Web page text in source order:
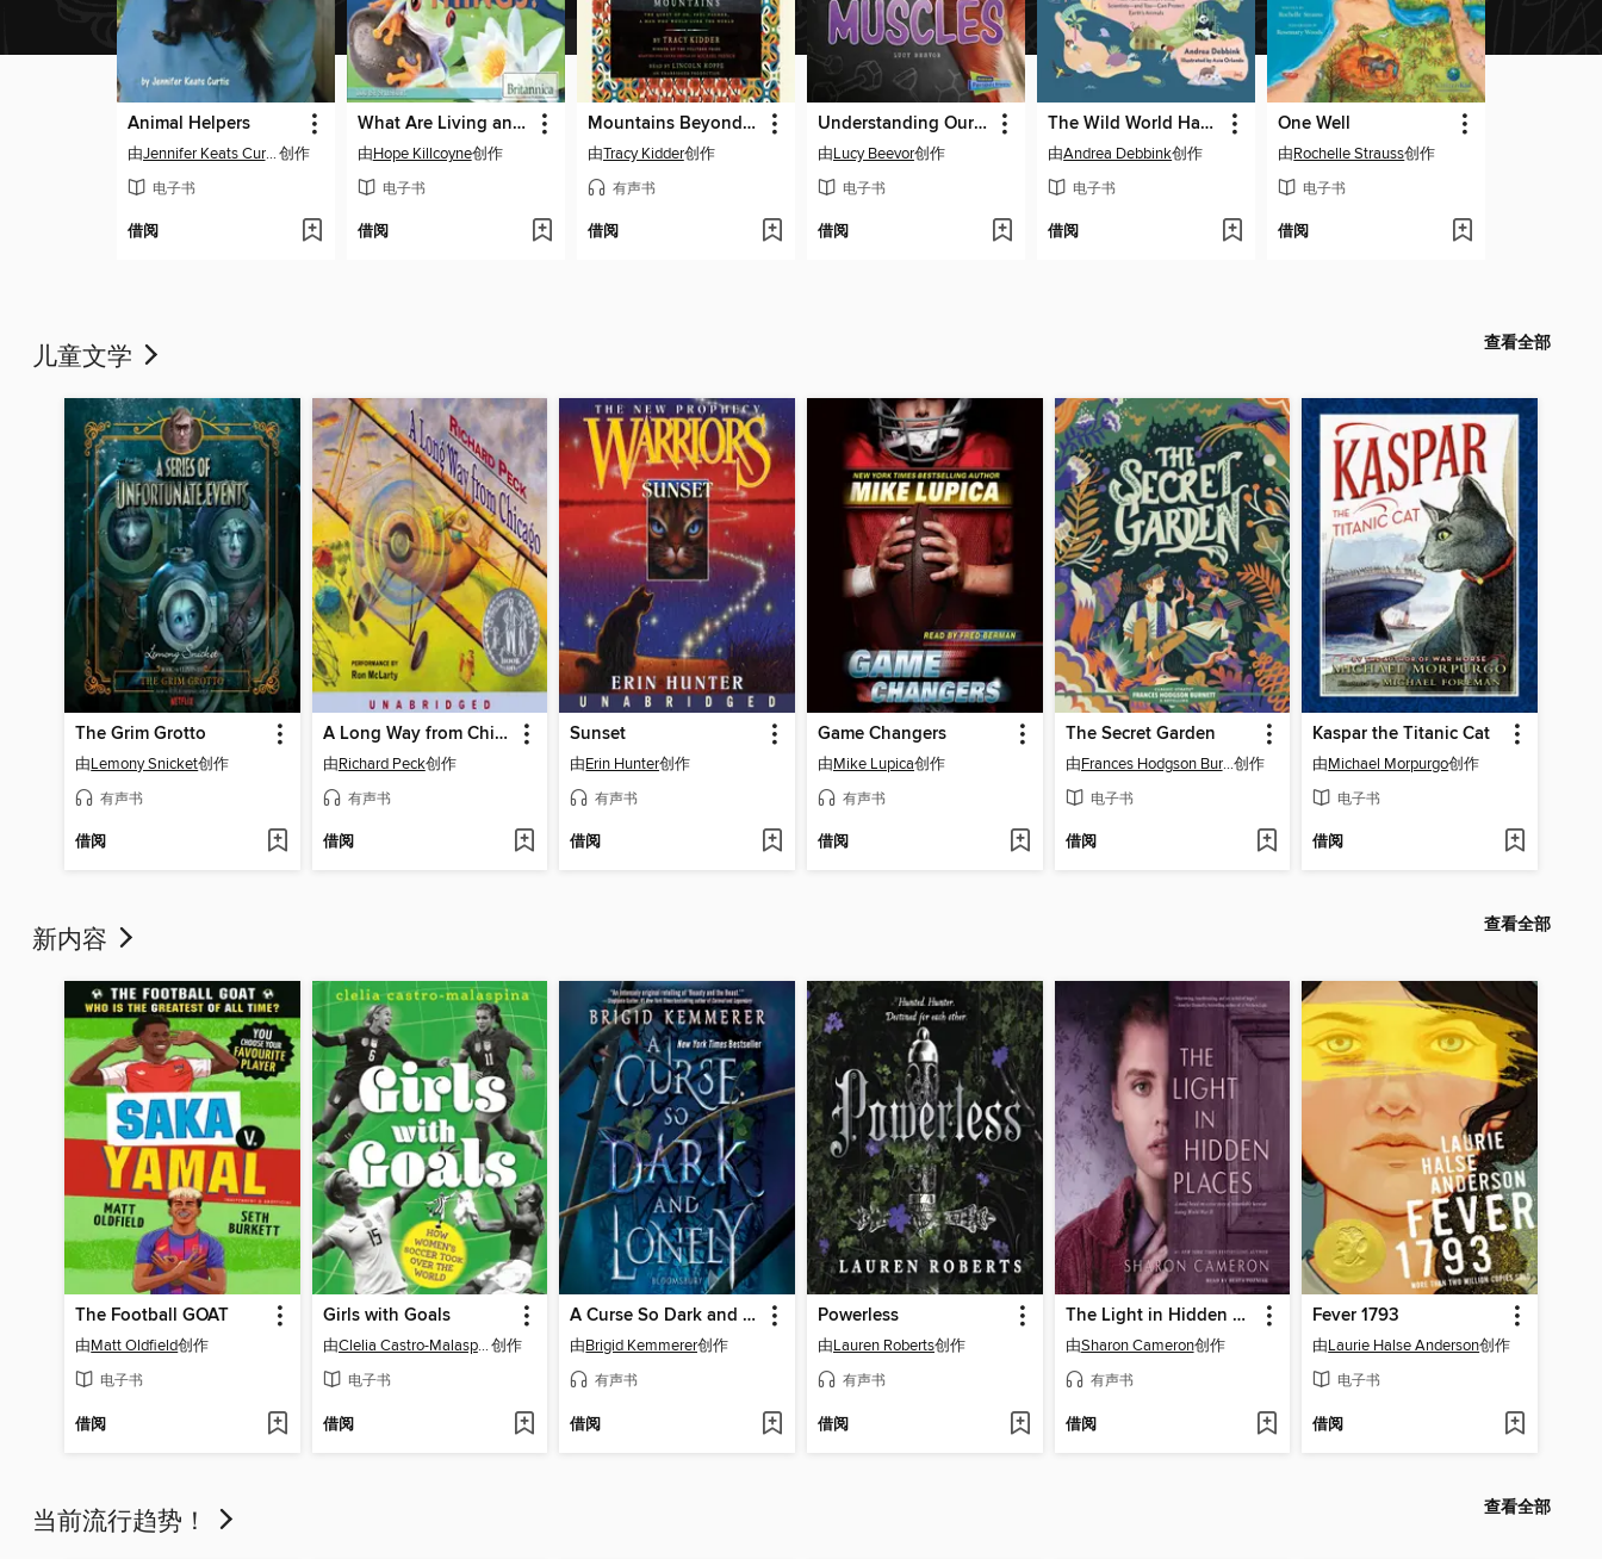
Animal Helpers
由 Jennifer Keats Curtis创作
电子书
借阅
What Are Living and Nonliving Things?
由Hope Killcoyne创作
电子书
借阅
Mountains Beyond Mountains (Adapted for Young People)
由Tracy Kidder创作
有声书
借阅
Understanding Our Muscles
由Lucy Beevor创作
电子书
借阅
The Wild World Handbook
由Andrea Debbink创作
电子书
借阅
One Well
由Rochelle Strauss创作
电子书
借阅
儿童文学 查看全部
The Grim Grotto
由Lemony Snicket创作
有声书
借阅
A Long Way from Chicago
由Richard Peck创作
有声书
借阅
Sunset
由Erin Hunter创作
有声书
借阅
Game Changers
由Mike Lupica创作
有声书
借阅
The Secret Garden
由 Frances Hodgson Burnett创作
电子书
借阅
Kaspar the Titanic Cat
由Michael Morpurgo创作
电子书
借阅
新内容 查看全部
The Football GOAT
由Matt Oldfield创作
电子书
借阅
Girls with Goals
由 Clelia Castro-Malaspina 创作
电子书
借阅
A Curse So Dark and Lonely
由Brigid Kemmerer创作
有声书
借阅
Powerless
由Lauren Roberts创作
有声书
借阅
The Light in Hidden Places
由Sharon Cameron创作
有声书
借阅
Fever 1793
由Laurie Halse Anderson创作
电子书
借阅
当前流行趋势！ 查看全部